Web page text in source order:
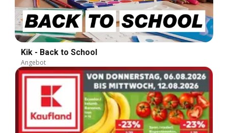
Kik - Back to School
Angebot